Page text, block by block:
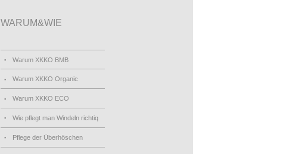
WARUM&WIE
Warum XKKO BMB
Warum XKKO Organic
Warum XKKO ECO
Wie pflegt man Windeln richtiq
Pflege der Überhöschen